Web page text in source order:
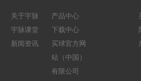
关于宇脉
产品中心
宇脉课堂
下载中心
新闻资讯
买球官方网
站（中国）
有限公司